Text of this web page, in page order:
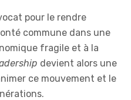
pour le rendre
commune dans une
fragile et à la
devient alors une
ce mouvement et le